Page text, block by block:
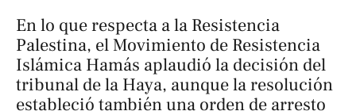
En lo que respecta a la Resistencia
Palestina, el Movimiento de Resistencia
Islámica Hamás aplaudió la decisión del
tribunal de la Haya, aunque la resolución
estableció también una orden de arresto